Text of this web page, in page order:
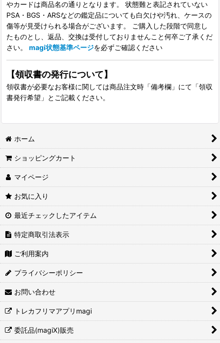
やカードは商品名の通りとなります。 状態難と表記されていない
PSA・BGS・ARSなどの鑑定品についても白欠けや汚れ、ケースの
傷等が見受けられる場合がございます。 ご購入した段階で同意し
たものとし、返品、交換は受付しておりませんこと何卒ご了承くだ
さい。 magi状態基準ページを必ずご確認ください
【領収書の発行について】
領収書が必要なお客様に関しては商品注文時「備考欄」にて「領収
書発行希望」とご記載ください。
ホーム
ショッピングカート
マイページ
お気に入り
最近チェックしたアイテム
特定商取引法表示
ご利用案内
プライバシーポリシー
お問い合わせ
トレカフリマアプリmagi
委託品(magiX)販売